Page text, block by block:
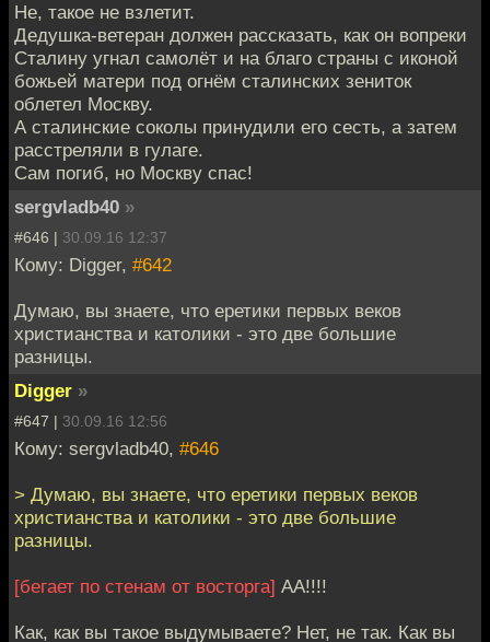
Не, такое не взлетит.
Дедушка-ветеран должен рассказать, как он вопреки
Сталину угнал самолёт и на благо страны с иконой
божьей матери под огнём сталинских зениток
облетел Москву.
А сталинские соколы принудили его сесть, а затем
расстреляли в гулаге.
Сам погиб, но Москву спас!
sergvladb40 »
#646 | 30.09.16 12:37
Кому: Digger, #642
Думаю, вы знаете, что еретики первых веков
христианства и католики - это две большие
разницы.
Digger »
#647 | 30.09.16 12:56
Кому: sergvladb40, #646
> Думаю, вы знаете, что еретики первых веков
христианства и католики - это две большие
разницы.
[бегает по стенам от восторга] АА!!!!
Как, как вы такое выдумываете? Нет, не так. Как вы